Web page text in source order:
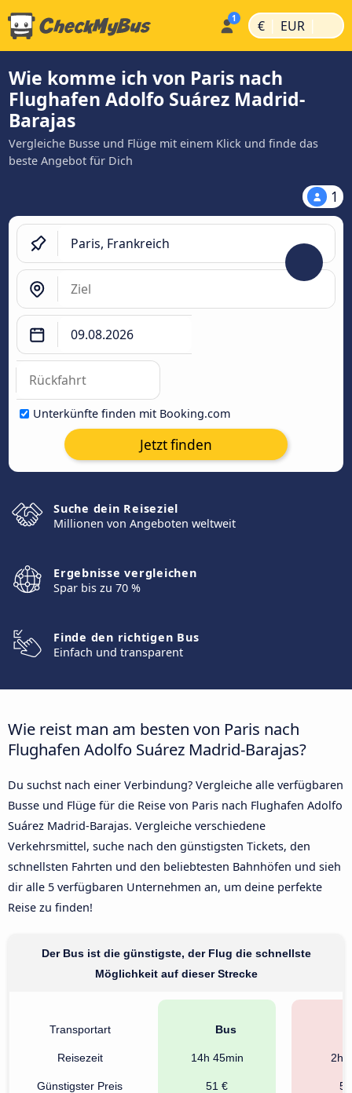
€ | EUR |
Wie komme ich von Paris nach
Flughafen Adolfo Suárez Madrid-
Barajas
Vergleiche Busse und Flüge mit einem Klick und finde das
beste Angebot für Dich
1
Unterkünfte finden mit Booking.com
Jetzt finden
Suche dein Reiseziel
Millionen von Angeboten weltweit
Ergebnisse vergleichen
Spar bis zu 70 %
Finde den richtigen Bus
Einfach und transparent
Wie reist man am besten von Paris nach
Flughafen Adolfo Suárez Madrid-Barajas?
Du suchst nach einer Verbindung? Vergleiche alle verfügbaren
Busse und Flüge für die Reise von Paris nach Flughafen Adolfo
Suárez Madrid-Barajas. Vergleiche verschiedene
Verkehrsmittel, suche nach den günstigsten Tickets, den
schnellsten Fahrten und den beliebtesten Bahnhöfen und sieh
dir alle 5 verfügbaren Unternehmen an, um deine perfekte
Reise zu finden!
Der Bus ist die günstigste, der Flug die schnellste
Möglichkeit auf dieser Strecke
Transportart
Reisezeit
Günstigster Preis
Bus
14h 45min
51 €
2h